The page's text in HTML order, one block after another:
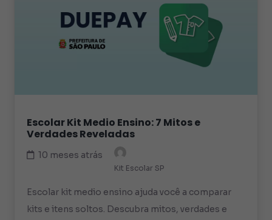
Escolar Kit Medio Ensino: 7 Mitos e
Verdades Reveladas
10 meses atrás
Kit Escolar SP
Escolar kit medio ensino ajuda você a comparar
kits e itens soltos. Descubra mitos, verdades e